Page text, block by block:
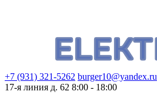
+7 (931) 321-5262 burger10@yandex.ru
17-я линия д. 62 8:00 - 18:00